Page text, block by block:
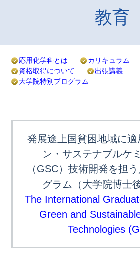
教育
応用化学科とは
カリキュラム
資格取得について
出張講義
大学院特別プログラム
発展途上国貧困地域に
ン・サステナブルケ
（GSC）技術開発を担
グラム（大学院博士
The International
Green and
Technologies